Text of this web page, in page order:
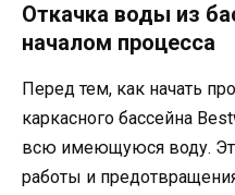
Откачка воды из
началом процесса
Перед тем, как начать
каркасного бассейна
всю имеющуюся воду.
работы и